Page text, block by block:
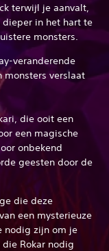
terwijl je aanvalt,
in het hart te
monsters.
veranderende
monsters verslaat
die ooit een
een magische
onbekend
geesten door de
die deze
een mysterieuze
nodig zijn om je
Rokar nodig